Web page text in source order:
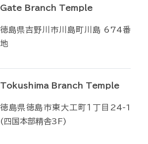
Gate Branch Temple
徳島県吉野川市川島町川島 674番
地
Tokushima Branch Temple
徳島県徳島市東大工町１丁目24-1
(四国本部精舎3F)